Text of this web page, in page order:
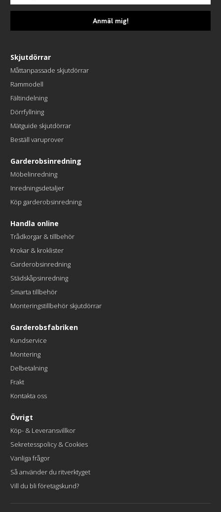
Anmäl mig!
Skjutdörrar
Måttanpassade skjutdörrar
Rammodell
Fältindelning
Dörrfyllning
Mätguide skjutdörrar
Beställ varuprover
Garderobsinredning
Möbelinredning
Inredningsdetaljer
Köp garderobsinredning
Handla online
Trådkorgar & tillbehör
Krokar & kroklister
Garderobsinredning
Städskåpsinredning
Smarta tillbehör
Monteringstillbehör skjutdörrar
Garderobsfabriken
Kundservice
Montering
Delbetalning
Frakt
Kontakta oss
Övrigt
Köp- & Leveransvillkor
Sekretesspolicy & Cookies
Vanliga frågor
Så använder du ritverktyget
Vill du bli företagskund?